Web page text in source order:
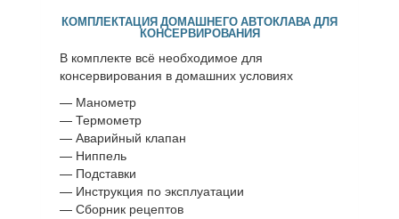
КОМПЛЕКТАЦИЯ ДОМАШНЕГО АВТОКЛАВА ДЛЯ
КОНСЕРВИРОВАНИЯ
В комплекте всё необходимое для
консервирования в домашних условиях
— Манометр
— Термометр
— Аварийный клапан
— Ниппель
— Подставки
— Инструкция по эксплуатации
— Сборник рецептов